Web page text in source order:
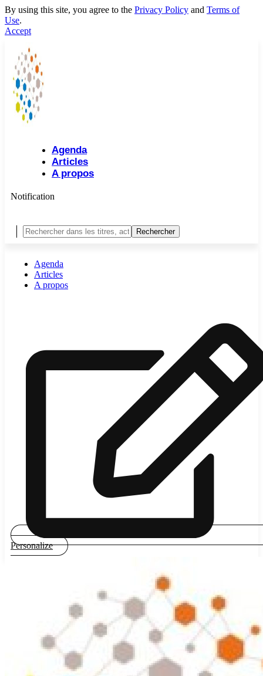
By using this site, you agree to the Privacy Policy and Terms of
Use.
Accept
Agenda
Articles
A propos
Notification
Agenda
Articles
A propos
Personalize